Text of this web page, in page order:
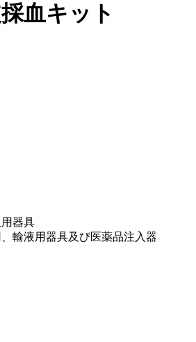
血キット
器具
輸液用器具及び医薬品注入器